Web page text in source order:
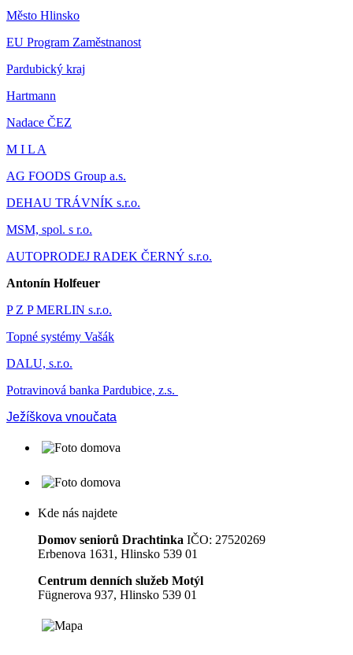
Město Hlinsko
EU Program Zaměstnanost
Pardubický kraj
Hartmann
Nadace ČEZ
M I L A
AG FOODS Group a.s.
DEHAU TRÁVNÍK s.r.o.
MSM, spol. s r.o.
AUTOPRODEJ RADEK ČERNÝ s.r.o.
Antonín Holfeuer
P Z P MERLIN s.r.o.
Topné systémy Vašák
DALU, s.r.o.
Potravinová banka Pardubice, z.s.
Ježíškova vnoučata
Kde nás najdete
Domov seniorů Drachtinka IČO: 27520269
Erbenova 1631, Hlinsko 539 01
Centrum denních služeb Motýl
Fügnerova 937, Hlinsko 539 01